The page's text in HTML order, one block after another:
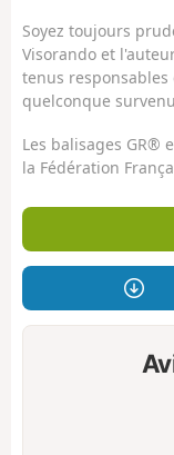
Soyez toujours
Visorando et
tenus
quelconque
Les balisages GR®
la Fédération